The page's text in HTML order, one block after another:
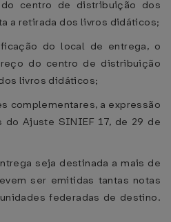
centro de distribuição dos
a retirada dos livros didáticos;
do local de entrega, o
do centro de distribuição
livros didáticos;
complementares, a expressão
do Ajuste SINIEF 17, de 29 de
seja destinada a mais de
ser emitidas tantas notas
federadas de destino.